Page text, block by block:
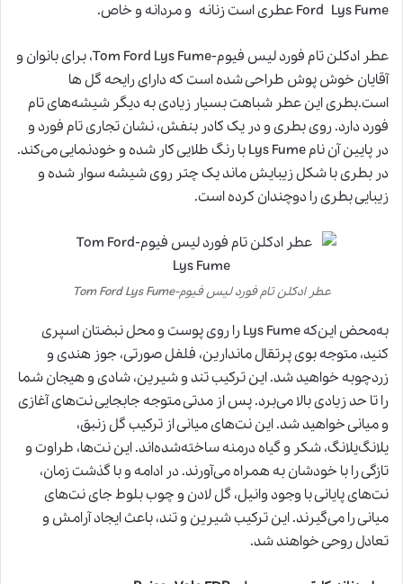
Ford Lys Fume عطری است زنانه و مردانه و خاص.
عطر ادکلن تام فورد لیس فیوم-Tom Ford Lys Fume، برای بانوان و
آقایان خوش پوش طراحی شده است که دارای رایحه گل ها
است.بطری این عطر شباهت بسیار زیادی به دیگر شیشه‌‌های تام
فورد دارد. روی بطری و در یک کادر بنفش، نشان تجاری تام فورد و
در پایین آن نام Lys Fume با رنگ طلایی کار شده و خودنمایی می‌کند.
در بطری با شکل زیبایش ماند یک چتر روی شیشه سوار شده و
زیبایی بطری را دوچندان کرده است.
عطر ادکلن تام فورد لیس فیوم-Tom Ford Lys Fume
به‌محض این‌که Lys Fume را روی پوست و محل نبضتان اسپری
کنید، متوجه بوی پرتقال ماندارین، فلفل صورتی، جوز هندی و
زردچوبه خواهید شد. این ترکیب تند و شیرین، شادی و هیجان شما
را تا حد زیادی بالا می‌برد. پس از مدتی متوجه جابجایی نت‌های آغازی
و میانی خواهید شد. این نت‌های میانی از ترکیب گل زنبق،
یلانگ‌یلانگ، شکر و گیاه درمنه ساخته‌شده‌اند. این نت‌ها، طراوت و
تازگی را با خودشان به همراه می‌آورند. در ادامه و با گذشت زمان،
نت‌های پایانی با وجود وانیل، گل لادن و چوب بلوط جای نت‌های
میانی را می‌گیرند. این ترکیب شیرین و تند، باعث ایجاد آرامش و
تعادل روحی خواهند شد.